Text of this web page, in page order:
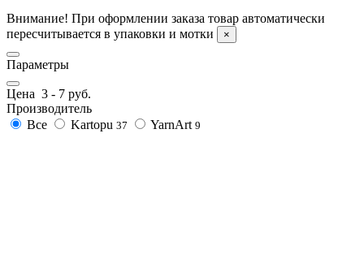
Внимание! При оформлении заказа товар автоматически
пересчитывается в упаковки и мотки
×
Параметры
Цена 3 - 7 руб.
Производитель
Все
Kartopu 37 YarnArt 9